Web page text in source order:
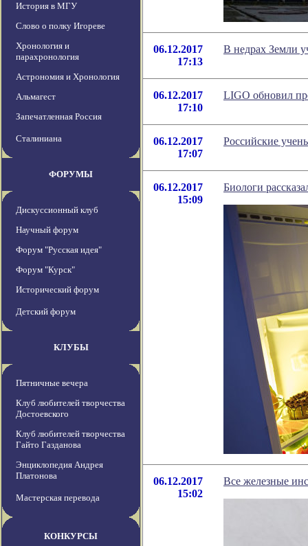
История в МГУ
Слово о полку Игореве
Хронология и
парахронология
Астрономия и Хронология
Альмагест
Запечатленная Россия
Сталиниана
ФОРУМЫ
Дискуссионный клуб
Научный форум
Форум "Русская идея"
Форум "Курск"
Исторический форум
Детский форум
КЛУБЫ
Пятничные вечера
Клуб любителей творчества
Достоевского
Клуб любителей творчества
Гайто Газданова
Энциклопедия Андрея
Платонова
Мастерская перевода
КОНКУРСЫ
06.12.2017
17:13
В недрах Земли
06.12.2017
17:10
LIGO обновил
06.12.2017
17:07
Российские
06.12.2017
15:09
Биологи
06.12.2017
15:02
Все железные